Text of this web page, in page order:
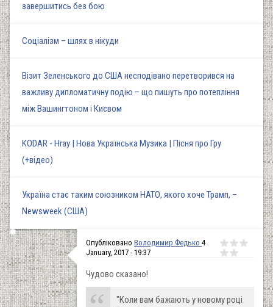
завершитись без бою
Соціалізм – шлях в нікуди
Візит Зеленського до США несподівано перетворився на
важливу дипломатичну подію – що пишуть про потепління
між Вашингтоном і Києвом
KODAR - Hray | Нова Українська Музика | Пісня про Гру
(+відео)
Україна стає таким союзником НАТО, якого хоче Трамп, –
Newsweek (США)
Опубліковано Володимир Федько 4
January, 2017 - 19:37
Чудово сказано!
"Коли вам бажають у новому році